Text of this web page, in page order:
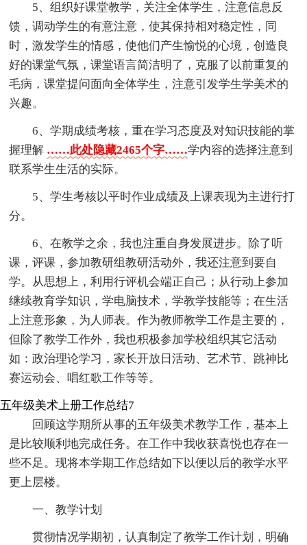
5、组织好课堂教学，关注全体学生，注意信息反
馈，调动学生的有意注意，使其保持相对稳定性，同
时，激发学生的情感，使他们产生愉悦的心境，创造良
好的课堂气氛，课堂语言简洁明了，克服了以前重复的
毛病，课堂提问面向全体学生，注意引发学生学美术的
兴趣。
6、学期成绩考核，重在学习态度及对知识技能的掌
握理解 ……此处隐藏2465个字……学内容的选择注意到
联系学生生活的实际。
5、学生考核以平时作业成绩及上课表现为主进行打
分。
6、在教学之余，我也注重自身发展进步。除了听
课，评课，参加教研组教研活动外，我还注意到要自
学。从思想上，利用行评机会端正自己；从行动上参加
继续教育学知识，学电脑技术，学教学技能等；在生活
上注意形象，为人师表。作为教师教学工作是主要的，
但除了教学工作外，我也积极参加学校组织其它活动
如：政治理论学习，家长开放日活动、艺术节、跳神比
赛运动会、唱红歌工作等等。
五年级美术上册工作总结7
回顾这学期所从事的五年级美术教学工作，基本上
是比较顺利地完成任务。在工作中我收获喜悦也存在一
些不足。现将本学期工作总结如下以便以后的教学水平
更上层楼。
一、教学计划
贯彻情况学期初，认真制定了教学工作计划，明确